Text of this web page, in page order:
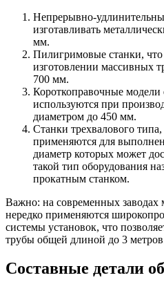
Непрерывно-
изготавливать
мм.
Пилигримовые станки,
изготовлении массивных
700 мм.
Короткоправочные модели
используются при
диаметром до 450 мм.
Станки трехвалового
применяются для
диаметр которых может
такой тип оборудования
прокатным станком.
Важно: на современных заводах
нередко применяются
системы установок, что
трубы общей длиной до 3
Составные детали